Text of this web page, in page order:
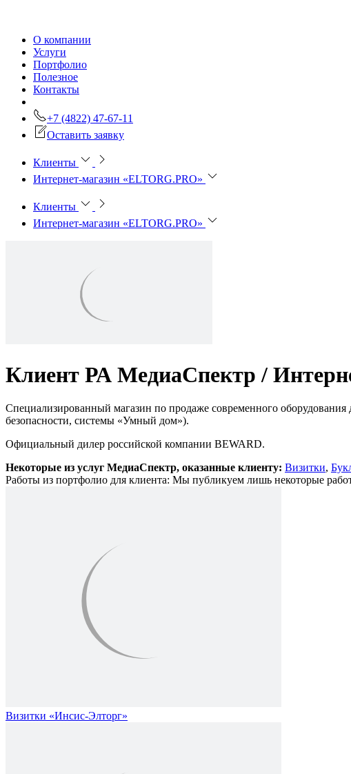
О компании
Услуги
Портфолио
Полезное
Контакты
+7 (4822) 47-67-11
Оставить заявку
Клиенты
Интернет-магазин «ELTORG.PRO»
Клиенты
Интернет-магазин «ELTORG.PRO»
Клиент РА МедиаСпектр /
Специализированный магазин по продаже современного
безопасности, системы «Умный дом»).
Официальный дилер российской компании BEWARD.
Некоторые из услуг МедиаСпектр, оказанные клиенту: Визитки,
Работы из портфолио для клиента: Мы публикуем лишь некоторые
Визитки «Инсис-Элторг»